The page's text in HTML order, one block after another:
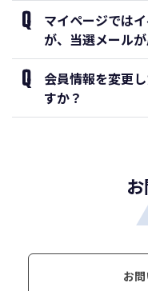
マイページでは
が、当選メール
会員情報を変更
すか？
お